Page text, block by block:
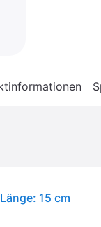
15 cm